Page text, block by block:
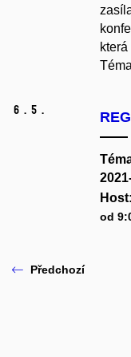
6. 5.
od
Předchozí